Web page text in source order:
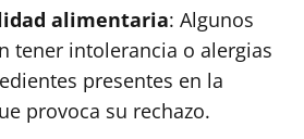
alimentaria: Algunos
tener intolerancia o alergias
presentes en la
provoca su rechazo.